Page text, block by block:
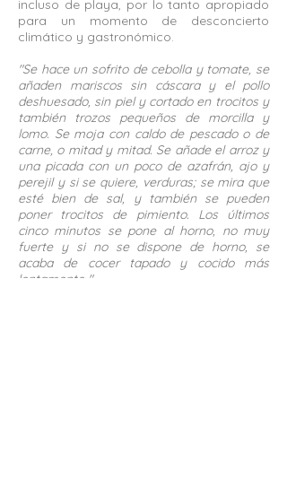
incluso de playa, por lo tanto apropiado
para un momento de desconcierto
climático y gastronómico.
"Se hace un sofrito de cebolla y tomate, se
añaden mariscos sin cáscara y el pollo
deshuesado, sin piel y cortado en trocitos y
también trozos pequeños de morcilla y
lomo. Se moja con caldo de pescado o de
carne, o mitad y mitad. Se añade el arroz y
una picada con un poco de azafrán, ajo y
perejil y si se quiere, verduras; se mira que
esté bien de sal, y también se pueden
poner trocitos de pimiento. Los últimos
cinco minutos se pone al horno, no muy
fuerte y si no se dispone de horno, se
acaba de cocer tapado y cocido más
lentamente ".